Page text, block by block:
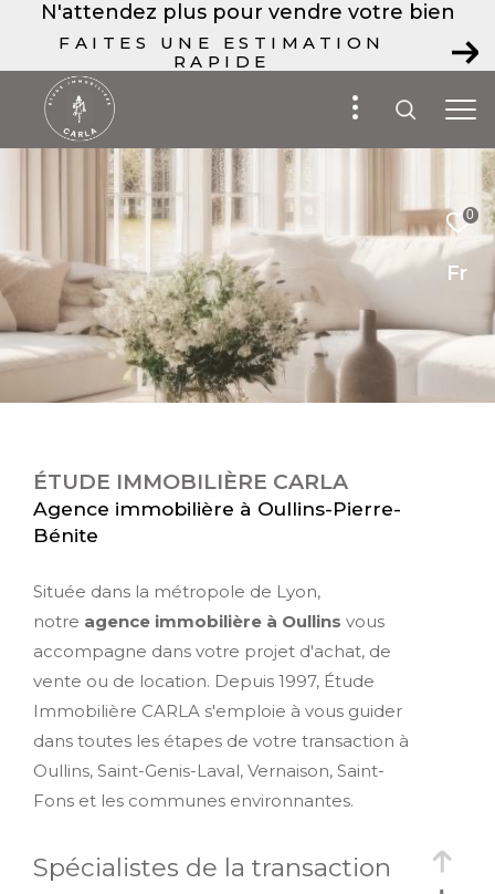
N'attendez plus pour vendre votre bien
FAITES UNE ESTIMATION
RAPIDE
0
Fr
ÉTUDE IMMOBILIÈRE CARLA
Agence immobilière à Oullins-Pierre-
Bénite
Située dans la métropole de Lyon,
notre agence immobilière à Oullins vous
accompagne dans votre projet d'achat, de
vente ou de location. Depuis 1997, Étude
Immobilière CARLA s'emploie à vous guider
dans toutes les étapes de votre transaction à
Oullins, Saint-Genis-Laval, Vernaison, Saint-
Fons et les communes environnantes.
Spécialistes de la transaction